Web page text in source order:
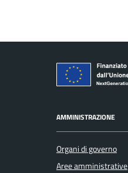
AMMINISTRAZIONE
Organi di governo
Aree amministrative